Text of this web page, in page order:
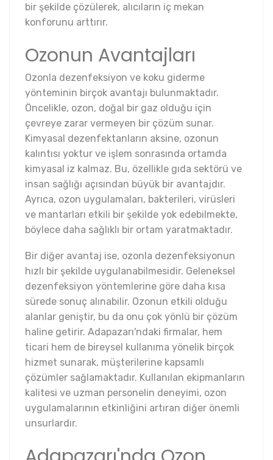
bir şekilde çözülerek, alıcıların iç mekan
konforunu arttırır.
Ozonun Avantajları
Ozonla dezenfeksiyon ve koku giderme
yönteminin birçok avantajı bulunmaktadır.
Öncelikle, ozon, doğal bir gaz olduğu için
çevreye zarar vermeyen bir çözüm sunar.
Kimyasal dezenfektanların aksine, ozonun
kalıntısı yoktur ve işlem sonrasında ortamda
kimyasal iz kalmaz. Bu, özellikle gıda sektörü ve
insan sağlığı açısından büyük bir avantajdır.
Ayrıca, ozon uygulamaları, bakterileri, virüsleri
ve mantarları etkili bir şekilde yok edebilmekte,
böylece daha sağlıklı bir ortam yaratmaktadır.
Bir diğer avantaj ise, ozonla dezenfeksiyonun
hızlı bir şekilde uygulanabilmesidir. Geleneksel
dezenfeksiyon yöntemlerine göre daha kısa
sürede sonuç alınabilir. Ozonun etkili olduğu
alanlar geniştir, bu da onu çok yönlü bir çözüm
haline getirir. Adapazarı'ndaki firmalar, hem
ticari hem de bireysel kullanıma yönelik birçok
hizmet sunarak, müşterilerine kapsamlı
çözümler sağlamaktadır. Kullanılan ekipmanların
kalitesi ve uzman personelin deneyimi, ozon
uygulamalarının etkinliğini artıran diğer önemli
unsurlardır.